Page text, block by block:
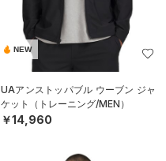
NEW
UAアンストッパブル ウーブン ジャ
ケット（トレーニング/MEN）
￥14,960